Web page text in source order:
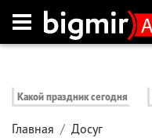
Какой праздник сегодня
Главная Досуг